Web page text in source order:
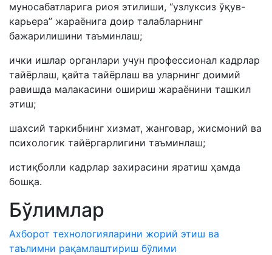
муносабатларига риоя этилиши, “узлуксиз ўқув-
карьера” жараёнига доир талабларнинг
бажарилишини таъминлаш;
ички ишлар органлари учун профессионал кадрлар
тайёрлаш, қайта тайёрлаш ва уларнинг доимий
равишда малакасини ошириш жараёнини ташкил
этиш;
шахсий таркибнинг хизмат, жанговар, жисмоний ва
психологик тайёргарлигини таъминлаш;
истиқболли кадрлар захирасини яратиш ҳамда
бошқа.
Бўлимлар
Ахборот технологияларини жорий этиш ва
таълимни рақамлаштириш бўлими